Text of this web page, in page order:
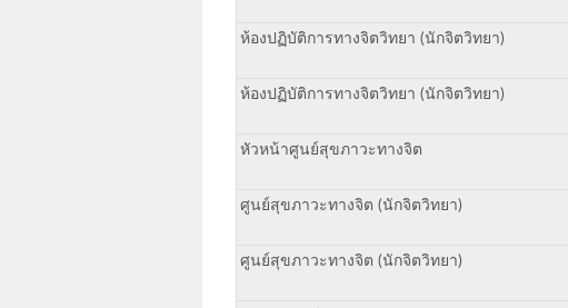
ห้องปฏิบัติการทางจิตวิทยา (นักจิตวิทยา)
ห้องปฏิบัติการทางจิตวิทยา (นักจิตวิทยา)
หัวหน้าศูนย์สุขภาวะทางจิต
ศูนย์สุขภาวะทางจิต (นักจิตวิทยา)
ศูนย์สุขภาวะทางจิต (นักจิตวิทยา)